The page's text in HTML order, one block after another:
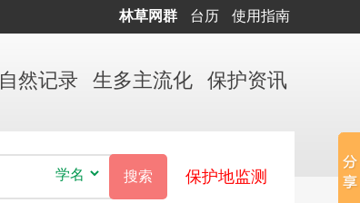
林草网群 台历 使用指南
自然记录 生多主流化 保护资讯
保护地监测